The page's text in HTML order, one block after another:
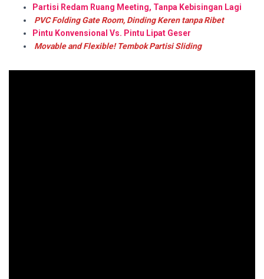
Partisi Redam Ruang Meeting, Tanpa Kebisingan Lagi
PVC Folding Gate Room, Dinding Keren tanpa Ribet
Pintu Konvensional Vs. Pintu Lipat Geser
Movable and Flexible! Tembok Partisi Sliding